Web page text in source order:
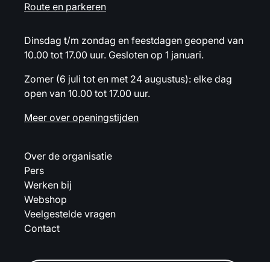
Route en parkeren
Dinsdag t/m zondag en feestdagen geopend van
10.00 tot 17.00 uur. Gesloten op 1 januari.
Zomer (6 juli tot en met 24 augustus): elke dag
open van 10.00 tot 17.00 uur.
Meer over openingstijden
Over de organisatie
Pers
Werken bij
Webshop
Veelgestelde vragen
Contact